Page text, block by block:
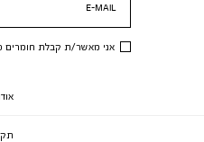
E-MAIL
אני מאשר/ת קבלת חומרים